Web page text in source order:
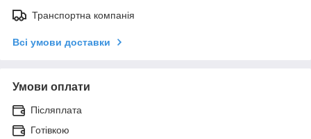
Транспортна компанія
Всі умови доставки
Умови оплати
Післяплата
Готівкою